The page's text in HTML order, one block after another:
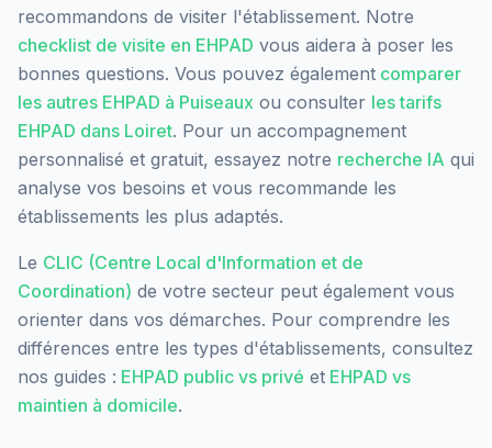
recommandons de visiter l'établissement. Notre
checklist de visite en EHPAD vous aidera à poser les
bonnes questions. Vous pouvez également comparer
les autres EHPAD à Puiseaux ou consulter les tarifs
EHPAD dans Loiret. Pour un accompagnement
personnalisé et gratuit, essayez notre recherche IA qui
analyse vos besoins et vous recommande les
établissements les plus adaptés.
Le CLIC (Centre Local d'Information et de
Coordination) de votre secteur peut également vous
orienter dans vos démarches. Pour comprendre les
différences entre les types d'établissements, consultez
nos guides : EHPAD public vs privé et EHPAD vs
maintien à domicile.